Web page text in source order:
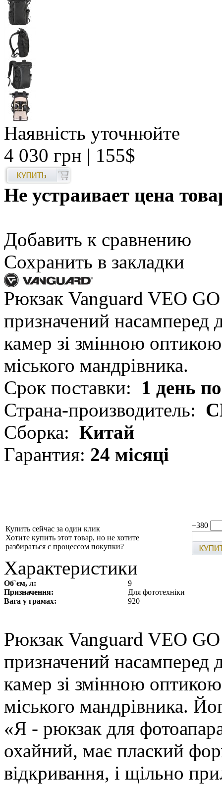
Наявність уточнюйте
4 030 грн | 155$
Не устраивает цена
Добавить к сравнению
Сохранить в закладки
Рюкзак Vanguard VEO
призначений насамперед
камер зі змінною
міського мандрівника.
Срок поставки: 1 день
Страна-производитель:
Сборка: Китай
Гарантия: 24 місяці
Купить сейчас за один клик
Хотите купить этот товар, но не хотите
разбираться с процессом покупки?
+380
Характеристики
Об`єм, л:
9
Призначення:
Для фототехніки
Вага у грамах:
920
Рюкзак Vanguard VEO
призначений насамперед
камер зі змінною
міського мандрівника.
«Я - рюкзак для
охайний, має плаский
відкривання, і щільно